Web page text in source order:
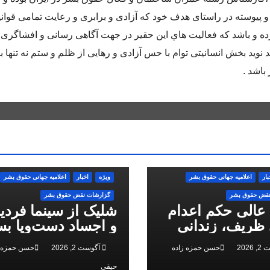
پيوسته در راستاى هدف خود كه آزادى و برابرى و رعايت تمامى
و باشد كه فعاليت هاي اين حقير در جهت آگاهى رسانى و افشاگرى
بخش انسانيتى توام با حس آزادى و رهايى از ظلم و ستم نه تنها
باشد .
اعلاميه جهانی حقوق بشر
حقوق بشر
عالی حکم اعدام
زندانی
ملی، را تایید کرد
حسن حمزه زاده
ویژه اخبار اعلاميه جهانی حقوق بشر
گزارشات نقض حقوق بشر
شلیک از سینما
و اجساد دست‌وپا
سرکوب انقلاب ملی
البرزآگوست 2, 2026 حسن حمزه
حیقی